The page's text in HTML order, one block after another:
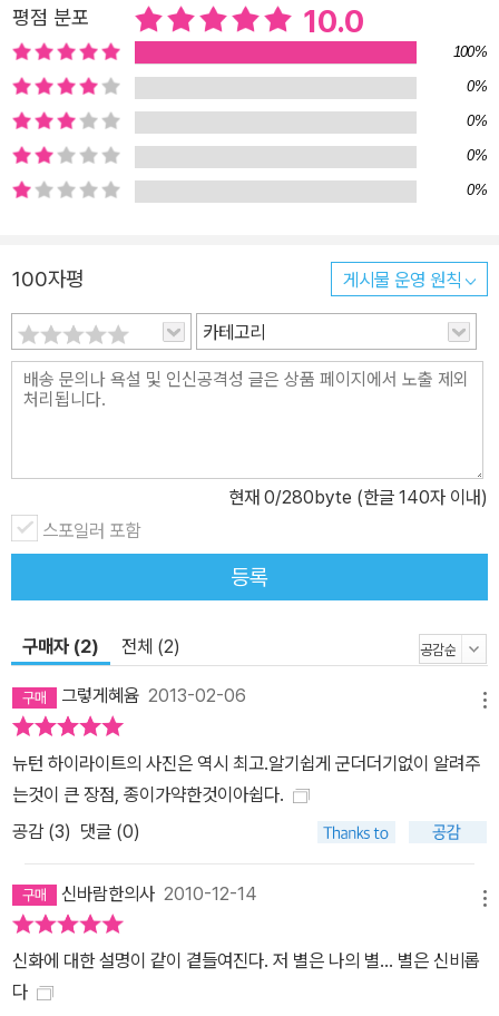
리 인간들과 밀접한 관계를 가진 대자연의 일부임을 다시 깨닫게 될
것이다. 은하와 우주에 관한 의문을 풀어 주는 핵심 Q&A 우주에 관한
의문에는 끝이 없다. 반면에 평소에는 잘 알고 있다고 생각했지만 막
상 질문을 받으면 답하지 못하는 내용도 있다. 예컨대 "왜 금성을 깊
은 밤에 볼 수 없는지"를 정확히 설명할 수 있는가? 그러한 의문이나
최근의 연구로 밝혀진 우주의 참모습에 대한 핵심 문답 20개를 골라
은 우리 지구와 가장 가까운 천체들이다. 그리스와 로마의 신화에서
도 친숙하게 이야기되어 온 태양계 행성들에 관련된 신화와 특징적인
과학 화제를 설명한다. 아울러 쌍안경과 망원경으로 별을 관찰할 때
의 요령도 자료로 제공해, 실제 관측에 도움이 되도록 구성했다. 매월
한 권씩 발간되는 "뉴턴 하이라이트 시리즈" Newton은 과학 전 분
성한 "뉴턴 하이라이트 시리즈"를 매월 펴내고 있다. <별자리와 우주
>는 그 스무 번째 책인데, <상대성 이론> <양자론> <주기율표> <
인체-21세기 해부학> <뇌와 마음의 구조> 등의 자매편들도 절찬리
渡部潤一 / 일본 국립천문대 천문정보센터 부교수, 홍보실장, 이학
예 교수, 문학 석사 * 협력 하세가와 데쓰오 長谷川哲夫 / 일본 국
립천문대 전파천문학연구계 교수, 이학 박사 * 집필.협력 아사다 히
데오 淺田英夫 / 천문 코디네이터 오제키 다카아키 小關高明 / 일
본 히메지 시(姬路市) '별의 아이들 관' 천문 담당 다카하라 세쓰로
高原攝龍 / 일본 '니시와키 경위도지구과학관(經緯度地球科學
館)' 천문 연구원
평점 분포 10.0
100%
0%
0%
0%
0%
100자평 게시물 운영 원칙
카테고리
현재 0/280byte (한글 140자 이내)
스포일러 포함
등록
구매자 (2) 전체 (2)
그렇게혜윰 2013-02-06
뉴턴 하이라이트의 사진은 역시 최고.알기쉽게 군더더기없이 알려주
는것이 큰 장점, 종이가약한것이아쉽다.
공감 (3) 댓글 (0)
신바람한의사 2010-12-14
신화에 대한 설명이 같이 곁들여진다. 저 별은 나의 별... 별은 신비롭
다